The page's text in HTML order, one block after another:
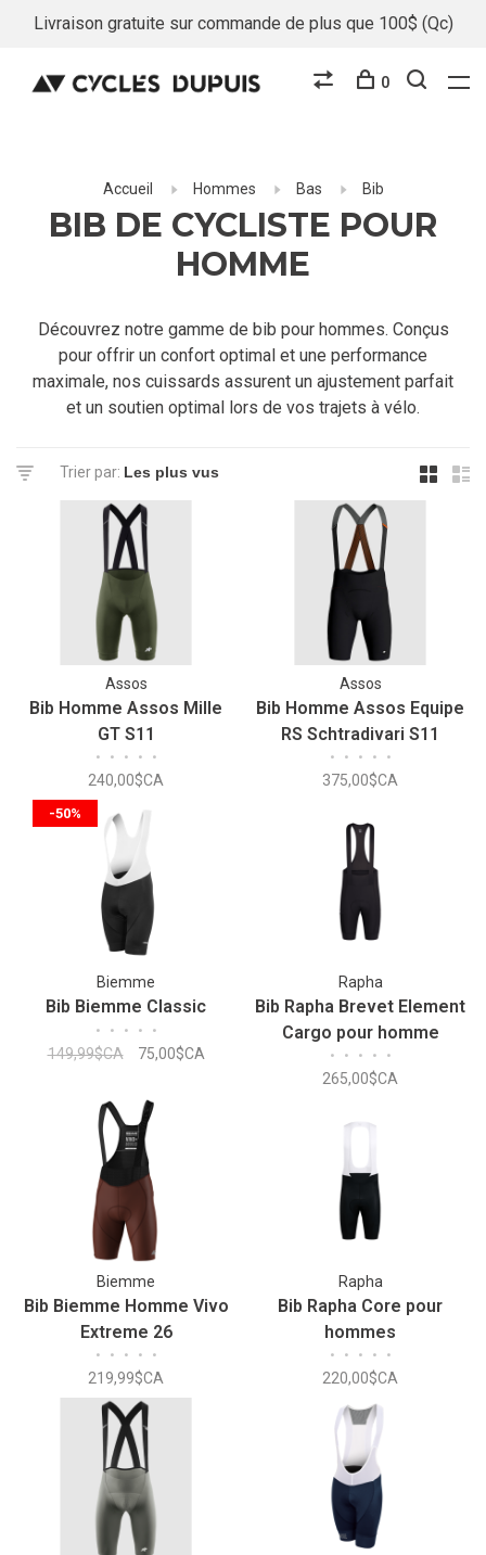
Livraison gratuite sur commande de plus que 100$ (Qc)
0
Accueil Hommes Bas Bib
BIB DE CYCLISTE POUR
HOMME
Découvrez notre gamme de bib pour hommes. Conçus
pour offrir un confort optimal et une performance
maximale, nos cuissards assurent un ajustement parfait
et un soutien optimal lors de vos trajets à vélo.
Trier par:
Assos
Bib Homme Assos Mille
GT S11
• • • • •
240,00$CA
Assos
Bib Homme Assos Equipe
RS Schtradivari S11
• • • • •
375,00$CA
-50%
Biemme
Bib Biemme Classic
• • • • •
149,99$CA 75,00$CA
Rapha
Bib Rapha Brevet Element
Cargo pour homme
• • • • •
265,00$CA
Biemme
Bib Biemme Homme Vivo
Extreme 26
• • • • •
219,99$CA
Rapha
Bib Rapha Core pour
hommes
• • • • •
220,00$CA